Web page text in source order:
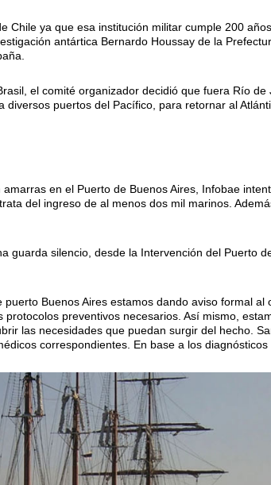
Chile ya que esa institución militar cumple 200
antártica Bernardo Houssay de la
el comité organizador decidió que fuera Río
diversos puertos del Pacífico, para retornar al
en el Puerto de Buenos Aires, Infobae
del ingreso de al menos dos mil marinos.
guarda silencio, desde la Intervención del Puerto
Buenos Aires estamos dando aviso formal al
preventivos necesarios. Así mismo,
las necesidades que puedan surgir del hecho.
correspondientes. En base a los